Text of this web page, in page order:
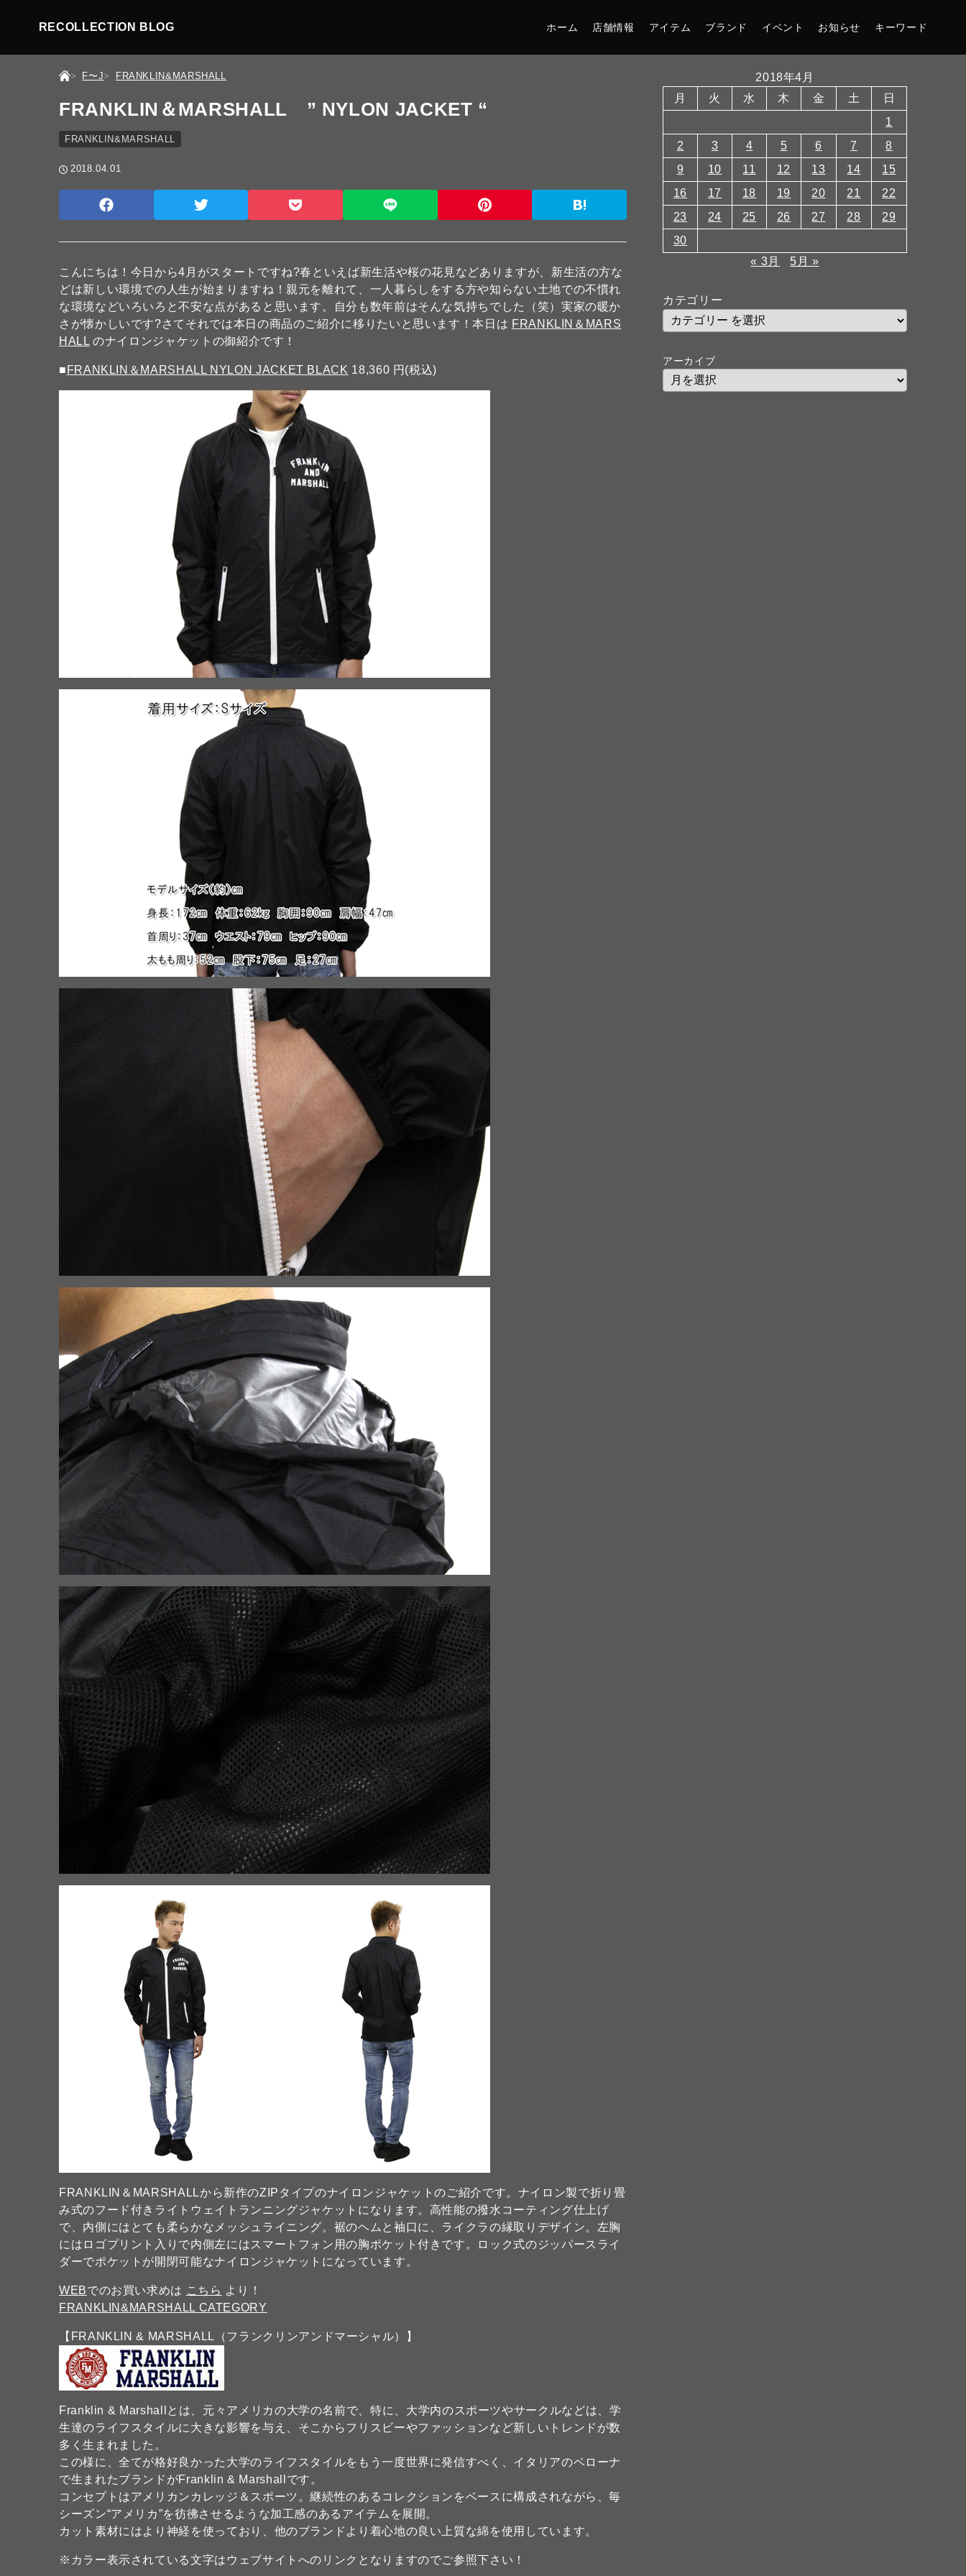
RECOLLECTION BLOG ホーム 店舗情報 アイテム ブランド イベント お知らせ キーワード
F〜J FRANKLIN&MARSHALL
FRANKLIN＆MARSHALL ” NYLON JACKET “
FRANKLIN&MARSHALL
2018.04.01
こんにちは！今日から4月がスタートですね?春といえば新生活や桜の花見などありますが、新生活の方な
どは新しい環境での人生が始まりますね！親元を離れて、一人暮らしをする方や知らない土地での不慣れ
な環境などいろいろと不安な点があると思います。自分も数年前はそんな気持ちでした（笑）実家の暖か
さが懐かしいです?さてそれでは本日の商品のご紹介に移りたいと思います！本日は FRANKLIN＆MARS
HALL のナイロンジャケットの御紹介です！
■ FRANKLIN＆MARSHALL NYLON JACKET BLACK 18,360 円(税込)
FRANKLIN＆MARSHALLから新作のZIPタイプのナイロンジャケットのご紹介です。ナイロン製で折り畳
み式のフード付きライトウェイトランニングジャケットになります。高性能の撥水コーティング仕上げ
で、内側にはとても柔らかなメッシュライニング。裾のヘムと袖口に、ライクラの縁取りデザイン。左胸
にはロゴプリント入りで内側左にはスマートフォン用の胸ポケット付きです。ロック式のジッパースライ
ダーでポケットが開閉可能なナイロンジャケットになっています。
WEBでのお買い求めは こちら より！
FRANKLIN&MARSHALL CATEGORY
【FRANKLIN & MARSHALL（フランクリンアンドマーシャル）】
Franklin & Marshallとは、元々アメリカの大学の名前で、特に、大学内のスポーツやサークルなどは、学
生達のライフスタイルに大きな影響を与え、そこからフリスビーやファッションなど新しいトレンドが数
多く生まれました。
この様に、全てが格好良かった大学のライフスタイルをもう一度世界に発信すべく、イタリアのベローナ
で生まれたブランドがFranklin & Marshallです。
コンセプトはアメリカンカレッジ＆スポーツ。継続性のあるコレクションをベースに構成されながら、毎
シーズン“アメリカ”を彷彿させるような加工感のあるアイテムを展開。
カット素材にはより神経を使っており、他のブランドより着心地の良い上質な綿を使用しています。
※カラー表示されている文字はウェブサイトへのリンクとなりますのでご参照下さい！
2018年4月
月
火 水 木 金 土
日
1
2
3 4 5 6 7
8
9
10 11 12 13 14
15
16
17 18 19 20 21
22
23
24 25 26 27 28
29
30
« 3月
5月 »
カテゴリー
アーカイブ